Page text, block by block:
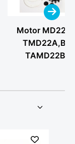
Motor MD22A,
TMD22A,B,
TAMD22B